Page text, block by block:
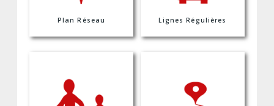
Plan Réseau Lignes Régulières